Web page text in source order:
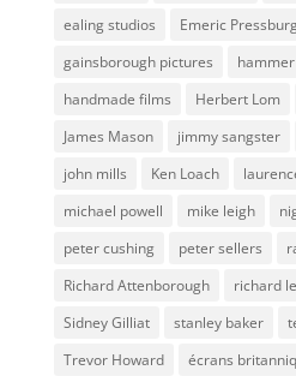
ealing studios
Emeric
gainsborough pictures
handmade films
Herbert Lom
James Mason
jimmy sangster
john mills
Ken Loach
michael powell
mike leigh
peter cushing
peter sellers
Richard Attenborough
richard
Sidney Gilliat
stanley baker
Trevor Howard
écrans